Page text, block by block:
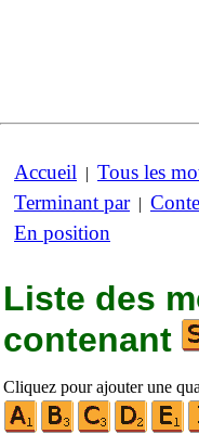
Accueil | Tous les
Terminant par|
En position
Liste des
contenant
Cliquez pour ajouter une